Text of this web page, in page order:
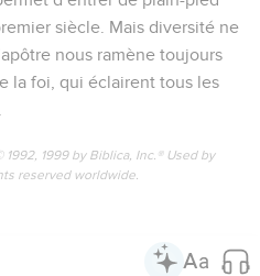
siècle. Mais diversité ne
nous ramène toujours
la foi, qui éclairent tous les
1999 by Biblica, Inc.® Used by
reserved worldwide.